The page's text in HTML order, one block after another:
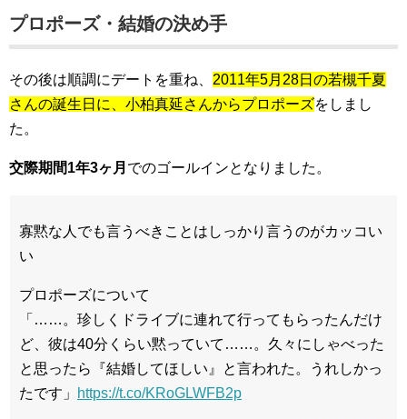
プロポーズ・結婚の決め手
その後は順調にデートを重ね、 2011年5月28日の若槻千夏
さんの誕生日に、小柏真延さんからプロポーズをしまし
た。
交際期間1年3ヶ月 でのゴールインとなりました。
寡黙な人でも言うべきことはしっかり言うのがカッコい
い
プロポーズについて
「……。珍しくドライブに連れて行ってもらったんだけ
ど、彼は40分くらい黙っていて……。久々にしゃべった
と思ったら『結婚してほしい』と言われた。うれしかっ
たです」
https://t.co/KRoGLWFB2p